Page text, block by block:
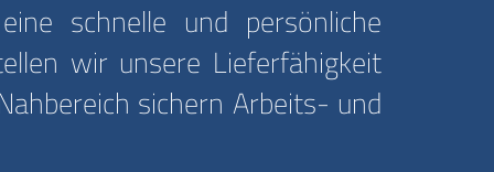
schnelle und persönliche
wir unsere Lieferfähigkeit
sichern Arbeits- und